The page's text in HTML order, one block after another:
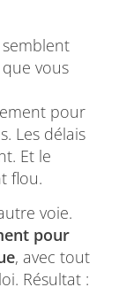
semblent
vous
pour
Les délais
Et le
flou.
voie.
pour
, avec tout
Résultat :